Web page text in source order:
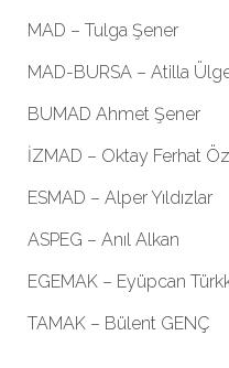
MAD – Tulga Şener
MAD-BURSA – Atilla
BUMAD Ahmet Şener
İZMAD – Oktay Ferhat
ESMAD – Alper Yıldızlar
ASPEG – Anıl Alkan
EGEMAK – Eyüpcan
TAMAK – Bülent GENÇ